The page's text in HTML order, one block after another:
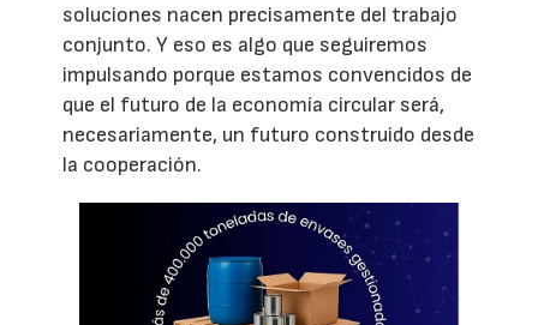
soluciones nacen precisamente del trabajo
conjunto. Y eso es algo que seguiremos
impulsando porque estamos convencidos de
que el futuro de la economía circular será,
necesariamente, un futuro construido desde
la cooperación.